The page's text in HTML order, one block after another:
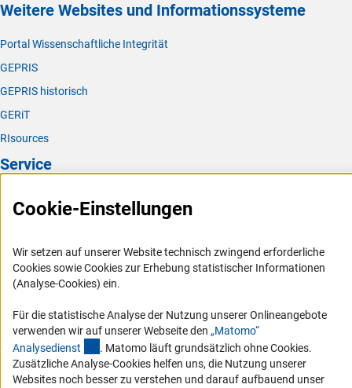
Weitere Websites und Informationssysteme
Portal Wissenschaftliche Integrität
GEPRIS
GEPRIS historisch
GERiT
RIsources
Service
Karriere
Logo und Corporate Design
RSS-Feeds
Compliance
Vergabeverfahren
Barrierefreiheit
Cookie-Einstellungen
Wir setzen auf unserer Website technisch zwingend erforderliche
Cookies sowie Cookies zur Erhebung statistischer Informationen
(Analyse-Cookies) ein.
Für die statistische Analyse der Nutzung unserer Onlineangebote
verwenden wir auf unserer Webseite den „Matomo“
Analysedienst (externer Link)
. Matomo läuft grundsätzlich ohne Cookies.
Zusätzliche Analyse-Cookies helfen uns, die Nutzung unserer
Websites noch besser zu verstehen und darauf aufbauend unser